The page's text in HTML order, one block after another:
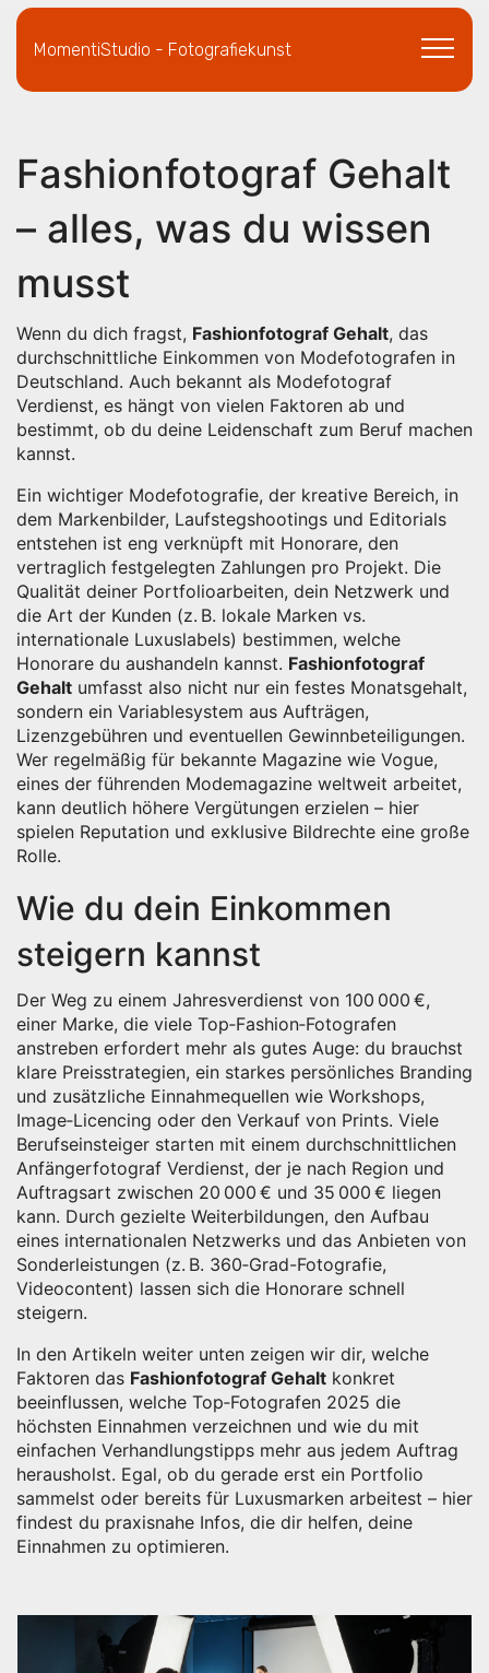
MomentiStudio - Fotografiekunst
Fashionfotograf Gehalt
– alles, was du wissen
musst
Wenn du dich fragst, Fashionfotograf Gehalt, das
durchschnittliche Einkommen von Modefotografen in
Deutschland. Auch bekannt als Modefotograf
Verdienst, es hängt von vielen Faktoren ab und
bestimmt, ob du deine Leidenschaft zum Beruf machen
kannst.
Ein wichtiger Modefotografie, der kreative Bereich, in
dem Markenbilder, Laufstegshootings und Editorials
entstehen ist eng verknüpft mit Honorare, den
vertraglich festgelegten Zahlungen pro Projekt. Die
Qualität deiner Portfolioarbeiten, dein Netzwerk und
die Art der Kunden (z. B. lokale Marken vs.
internationale Luxuslabels) bestimmen, welche
Honorare du aushandeln kannst. Fashionfotograf
Gehalt umfasst also nicht nur ein festes Monatsgehalt,
sondern ein Variablesystem aus Aufträgen,
Lizenzgebühren und eventuellen Gewinnbeteiligungen.
Wer regelmäßig für bekannte Magazine wie Vogue,
eines der führenden Modemagazine weltweit arbeitet,
kann deutlich höhere Vergütungen erzielen – hier
spielen Reputation und exklusive Bildrechte eine große
Rolle.
Wie du dein Einkommen
steigern kannst
Der Weg zu einem Jahresverdienst von 100 000 €,
einer Marke, die viele Top‑Fashion‑Fotografen
anstreben erfordert mehr als gutes Auge: du brauchst
klare Preisstrategien, ein starkes persönliches Branding
und zusätzliche Einnahmequellen wie Workshops,
Image‑Licencing oder den Verkauf von Prints. Viele
Berufseinsteiger starten mit einem durchschnittlichen
Anfängerfotograf Verdienst, der je nach Region und
Auftragsart zwischen 20 000 € und 35 000 € liegen
kann. Durch gezielte Weiterbildungen, den Aufbau
eines internationalen Netzwerks und das Anbieten von
Sonderleistungen (z. B. 360‑Grad-Fotografie,
Videocontent) lassen sich die Honorare schnell
steigern.
In den Artikeln weiter unten zeigen wir dir, welche
Faktoren das Fashionfotograf Gehalt konkret
beeinflussen, welche Top‑Fotografen 2025 die
höchsten Einnahmen verzeichnen und wie du mit
einfachen Verhandlungstipps mehr aus jedem Auftrag
herausholst. Egal, ob du gerade erst ein Portfolio
sammelst oder bereits für Luxusmarken arbeitest – hier
findest du praxisnahe Infos, die dir helfen, deine
Einnahmen zu optimieren.